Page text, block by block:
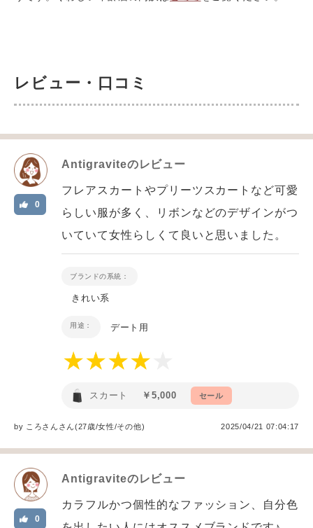
レビュー・口コミ
Antigraviteのレビュー
0
フレアスカートやプリーツスカートなど可愛
らしい服が多く、リボンなどのデザインがつ
いていて女性らしくて良いと思いました。
ブランドの系統：
きれい系
用途： デート用
スカート ￥5,000 セール
by ころさん さん(27歳/女性/その他) 2025/04/21 07:04:17
Antigraviteのレビュー
0
カラフルかつ個性的なファッション、自分色